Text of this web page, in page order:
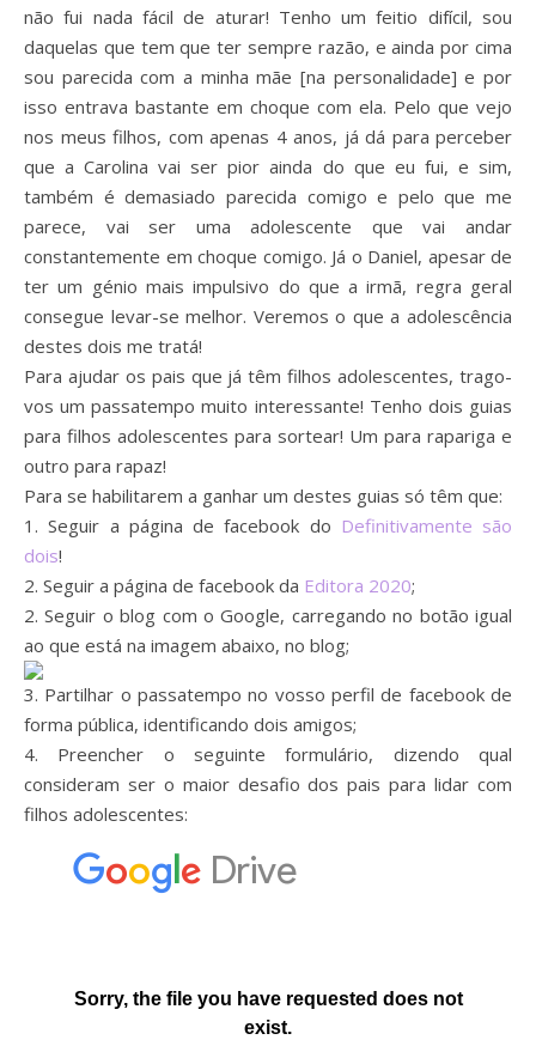
não fui nada fácil de aturar! Tenho um feitio difícil, sou
daquelas que tem que ter sempre razão, e ainda por cima
sou parecida com a minha mãe [na personalidade] e por
isso entrava bastante em choque com ela. Pelo que vejo
nos meus filhos, com apenas 4 anos, já dá para perceber
que a Carolina vai ser pior ainda do que eu fui, e sim,
também é demasiado parecida comigo e pelo que me
parece, vai ser uma adolescente que vai andar
constantemente em choque comigo. Já o Daniel, apesar de
ter um génio mais impulsivo do que a irmã, regra geral
consegue levar-se melhor. Veremos o que a adolescência
destes dois me tratá!
Para ajudar os pais que já têm filhos adolescentes, trago-
vos um passatempo muito interessante! Tenho dois guias
para filhos adolescentes para sortear! Um para rapariga e
outro para rapaz!
Para se habilitarem a ganhar um destes guias só têm que:
1. Seguir a página de facebook do Definitivamente são
dois!
2. Seguir a página de facebook da Editora 2020;
2. Seguir o blog com o Google, carregando no botão igual
ao que está na imagem abaixo, no blog;
3. Partilhar o passatempo no vosso perfil de facebook de
forma pública, identificando dois amigos;
4. Preencher o seguinte formulário, dizendo qual
consideram ser o maior desafio dos pais para lidar com
filhos adolescentes: